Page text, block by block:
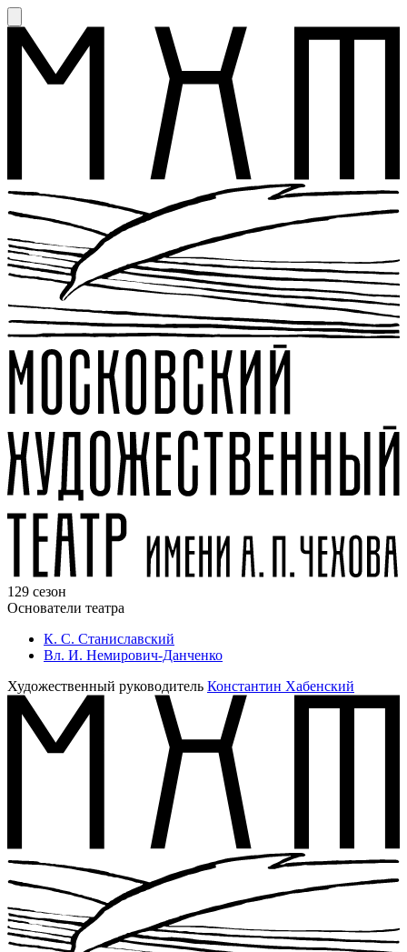
129 сезон
Основатели театра
К. С. Станиславский
Вл. И. Немирович-Данченко
Художественный руководитель Константин Хабенский